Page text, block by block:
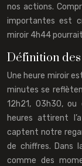
nos actions.
importantes est
miroir 4h44
Définition
Une heure miroir
minutes se
12h21, 03h30, ou
heures attirent
captent notre
de chiffres. Dans
comme des